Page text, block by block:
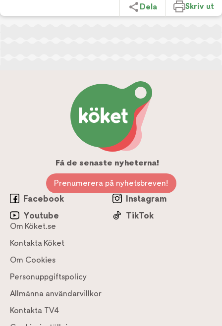
Dela Skriv ut
Få de senaste nyheterna!
Prenumerera på nyhetsbreven!
Facebook
Instagram
Youtube
TikTok
Om Köket.se
Kontakta Köket
Om Cookies
Personuppgiftspolicy
Allmänna användarvillkor
Kontakta TV4